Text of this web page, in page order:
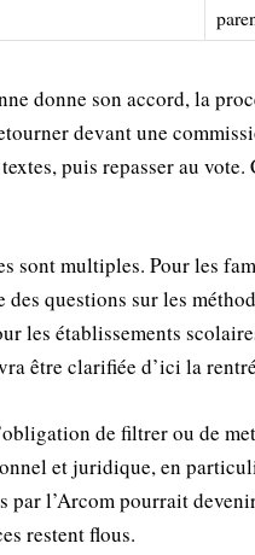
donne son accord, la
devant une
puis repasser au
sont multiples. Pour les
des questions sur les
les établissements
être clarifiée d’ici la
de filtrer ou de
et juridique, en
par l’Arcom pourrait
restent flous.